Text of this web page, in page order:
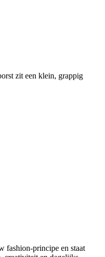
zit een klein, grappig
fashion-principe en staat